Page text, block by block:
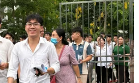
phong tỏa quảng trường Stachus sau
22/7. (Nguồn: AFP/TTXVN)
23/7, Cảnh sát trưởng thành
Andrae nói rằng
cho thấy thủ phạm thực hiện